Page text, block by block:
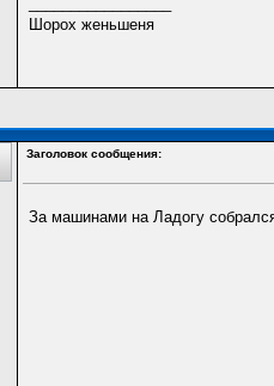
Шорох женьшеня
Заголовок сообщения:
За машинами на Ладогу